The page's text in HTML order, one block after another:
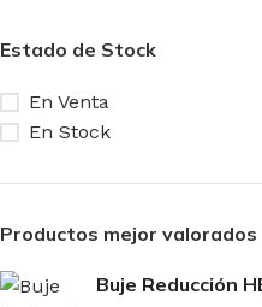
Estado de Stock
En Venta
En Stock
Productos mejor valorados
Buje Reducción